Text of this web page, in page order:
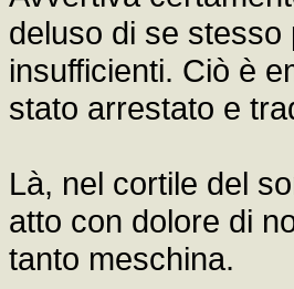
deluso di se
insufficienti. Ciò è
stato arrestato e
Là, nel cortile del
atto con dolore di
tanto meschina.